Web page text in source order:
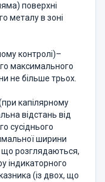
поверхні
металу в зоні
контролі)–
максимального
не більше трьох.
капілярному
відстань від
сусіднього
ширини
що розглядаються,
індикаторного
(із двох, що